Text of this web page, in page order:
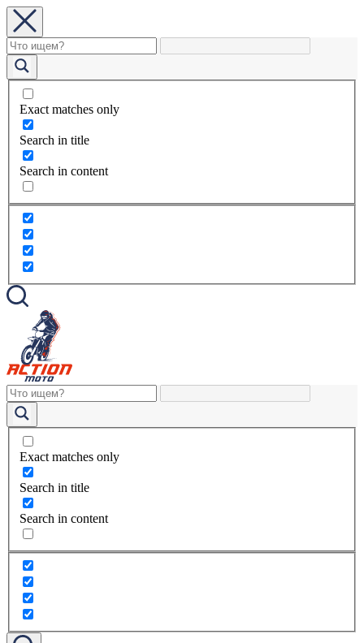
Exact matches only
Search in title
Search in content
Exact matches only
Search in title
Search in content